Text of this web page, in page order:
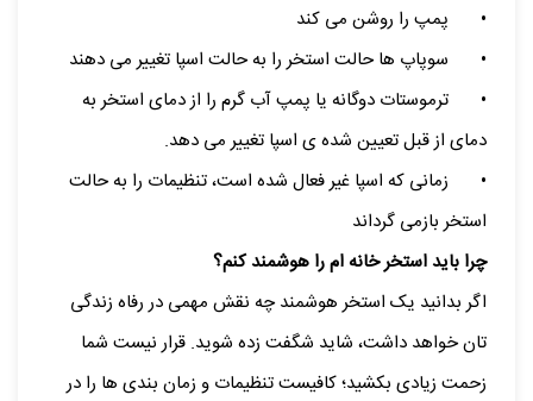
•
پمپ را روشن می کند
•
سوپاپ ها حالت استخر را به حالت اسپا تغییر می دهند
•
ترموستات دوگانه یا پمپ آب گرم را از دمای استخر به
دمای از قبل تعیین شده ی اسپا تغییر می دهد.
•
زمانی که اسپا غیر فعال شده است، تنظیمات را به حالت
استخر بازمی گرداند
چرا باید استخر خانه ام را هوشمند کنم؟
اگر بدانید یک استخر هوشمند چه نقش مهمی در رفاه زندگی
تان خواهد داشت، شاید شگفت زده شوید. قرار نیست شما
زحمت زیادی بکشید؛ کافیست تنظیمات و زمان بندی ها را در